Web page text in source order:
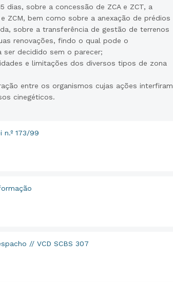
dias, sobre a concessão de ZCA e ZCT, a
ZCM, bem como sobre a anexação de prédios
sobre a transferência de gestão de terrenos
renovações, findo o qual pode o
ser decidido sem o parecer;
e limitações dos diversos tipos de zona
entre os organismos cujas ações interfiram
cinegéticos.
n.º 173/99
// VCD SCBS 307